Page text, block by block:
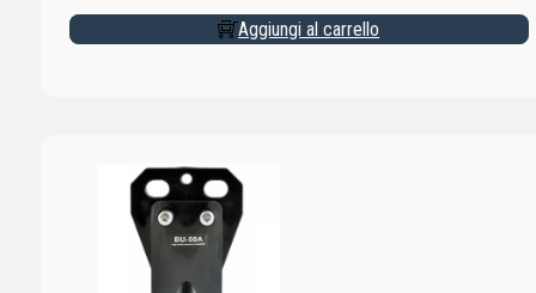
Aggiungi al carrello